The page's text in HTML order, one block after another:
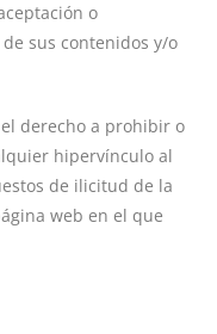
o
de sus contenidos y/o
derecho a prohibir o
hipervínculo al
de ilicitud de la
web en el que